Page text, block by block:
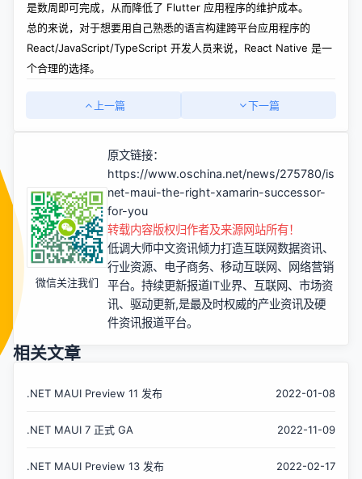
是数周即可完成，从而降低了 Flutter 应用程序的维护成本。
总的来说，对于想要用自己熟悉的语言构建跨平台应用程序的
React/JavaScript/TypeScript 开发人员来说，React Native 是一
个合理的选择。
上一篇 下一篇
微信关注我们
原文链接：
https://www.oschina.net/news/275780/is-
net-maui-the-right-xamarin-successor-
for-you
转载内容版权归作者及来源网站所有！
低调大师中文资讯倾力打造互联网数据资讯、
行业资源、电子商务、移动互联网、网络营销
平台。持续更新报道IT业界、互联网、市场资
讯、驱动更新,是最及时权威的产业资讯及硬
件资讯报道平台。
相关文章
.NET MAUI Preview 11 发布 2022-01-08
.NET MAUI 7 正式 GA 2022-11-09
.NET MAUI Preview 13 发布 2022-02-17